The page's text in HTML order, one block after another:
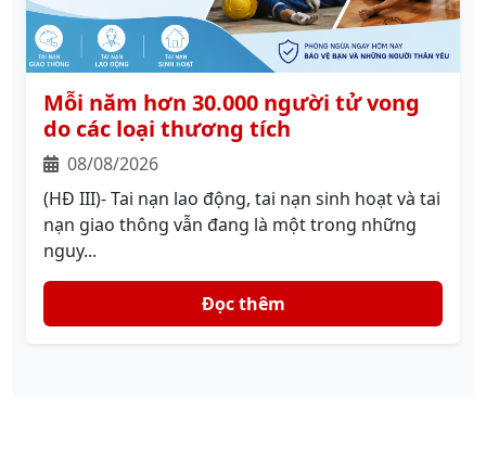
Mỗi năm hơn 30.000 người tử vong
do các loại thương tích
08/08/2026
(HĐ III)- Tai nạn lao động, tai nạn sinh hoạt và tai
nạn giao thông vẫn đang là một trong những
nguy...
Đọc thêm